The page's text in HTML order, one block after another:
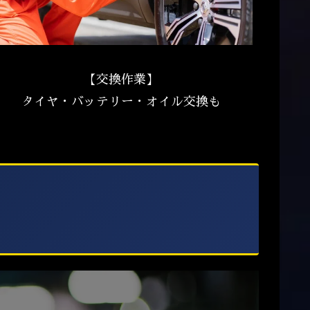
【交換作業】
タイヤ・バッテリー・オイル交換も